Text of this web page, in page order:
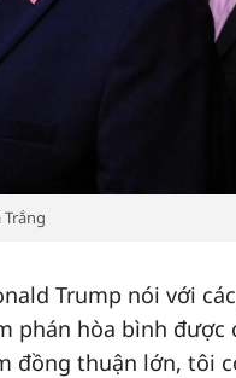
Trump nói với
phán hòa bình được
đồng thuận lớn, tôi